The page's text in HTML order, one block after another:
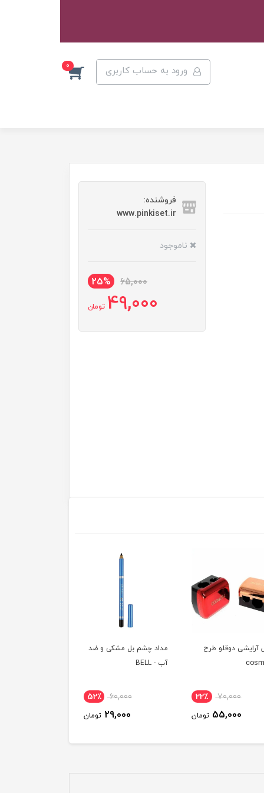
ورود به حساب کاربری 0
فروشنده:
www.pinkiset.ir
ناموجود
65,000
25%
49,000 تومان
آرایشی دوقلو طرح
70,000 22٪
55,000 تومان
مداد چشم بل مشکی و ضد
آب - BELL
60,000 52٪
29,000 تومان